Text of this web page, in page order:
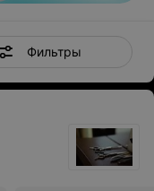
Фильтры